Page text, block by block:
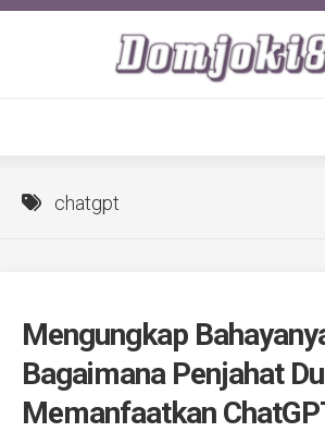
Skip
chatgpt
Mengungkap
Bagaimana Penjahat
Memanfaatkan